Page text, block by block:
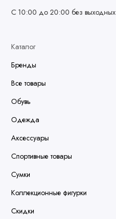
С 10:00 до 20:00 без выходных
Каталог
Бренды
Все товары
Обувь
Одежда
Аксессуары
Спортивные товары
Сумки
Коллекционные фигурки
Скидки